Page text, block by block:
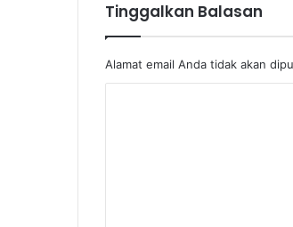
Tinggalkan Balasan
Alamat email Anda tidak akan